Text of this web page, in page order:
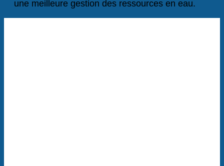
une meilleure gestion des ressources en eau.